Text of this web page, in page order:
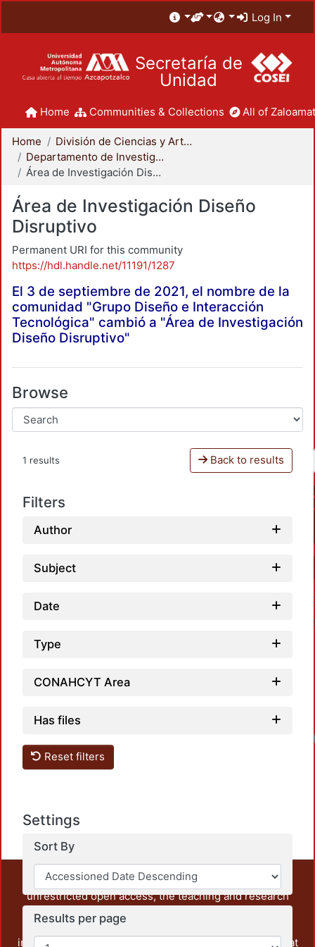
Log In
Secretaría de
Unidad
Home Communities & Collections All of
Home
División de Ciencias y Artes para el Diseño
Departamento de Investigación y Conocimiento para el Diseño
Área de Investigación Diseño Disruptivo
Área de Investigación Diseño
Disruptivo
Permanent URI for this community
https://hdl.handle.net/11191/1287
El 3 de septiembre de 2021, el nombre de la
comunidad "Grupo Diseño e Interacción
Tecnológica" cambió a "Área de Investigación
Diseño Disruptivo"
Browse
1 results Back to results
Filters
Author
Subject
Date
Type
CONAHCYT Area
Has files
Reset filters
Settings
Sort By
Results per page
This repository preserves and disseminates, in
unrestricted open access, the teaching and research
output of UAM Azcapotzalco. It also includes some
administrative and graphic documents from the
institution, as well as content from other institutions that